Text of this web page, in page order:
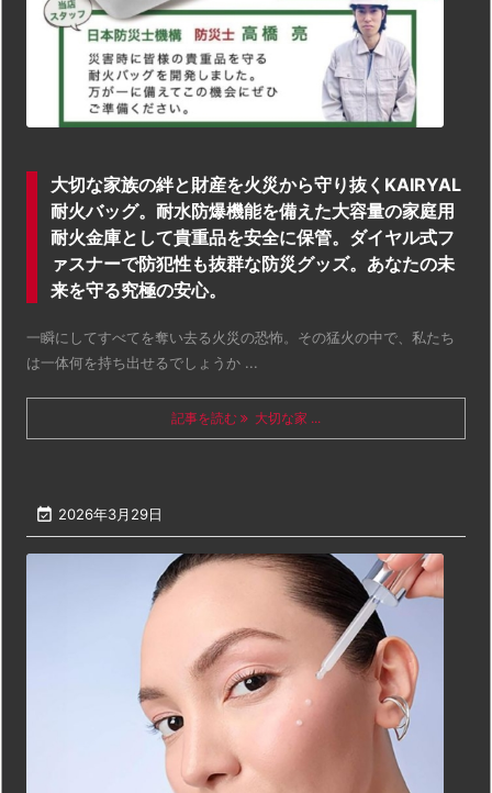
大切な家族の絆と財産を火災から守り抜くKAIRYAL
耐火バッグ。耐水防爆機能を備えた大容量の家庭用
耐火金庫として貴重品を安全に保管。ダイヤル式フ
ァスナーで防犯性も抜群な防災グッズ。あなたの未
来を守る究極の安心。
一瞬にしてすべてを奪い去る火災の恐怖。その猛火の中で、私たち
は一体何を持ち出せるでしょうか ...
記事を読む 大切な家 ...
 2026年3月29日